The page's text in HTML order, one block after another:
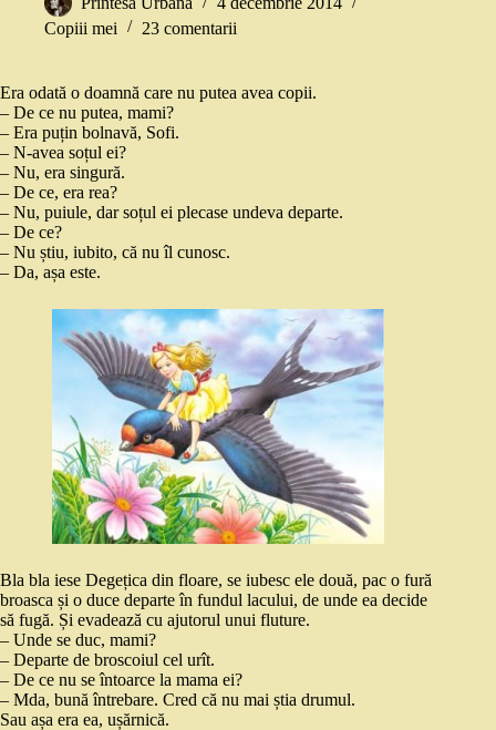
Copiii mei
23 comentarii
Era odată o doamnă care nu putea avea copii.
– De ce nu putea, mami?
– Era puțin bolnavă, Sofi.
– N-avea soțul ei?
– Nu, era singură.
– De ce, era rea?
– Nu, puiule, dar soțul ei plecase undeva departe.
– De ce?
– Nu știu, iubito, că nu îl cunosc.
– Da, așa este.
Bla bla iese Degețica din floare, se iubesc ele două, pac o fură
broasca și o duce departe în fundul lacului, de unde ea decide
să fugă. Și evadează cu ajutorul unui fluture.
– Unde se duc, mami?
– Departe de broscoiul cel urît.
– De ce nu se întoarce la mama ei?
– Mda, bună întrebare. Cred că nu mai știa drumul.
Sau așa era ea, ușărnică.